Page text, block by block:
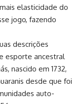
elasticidade do
jogo, fazendo
descrições
esporte ancestral
nascido em 1732,
desde que foi
auto-